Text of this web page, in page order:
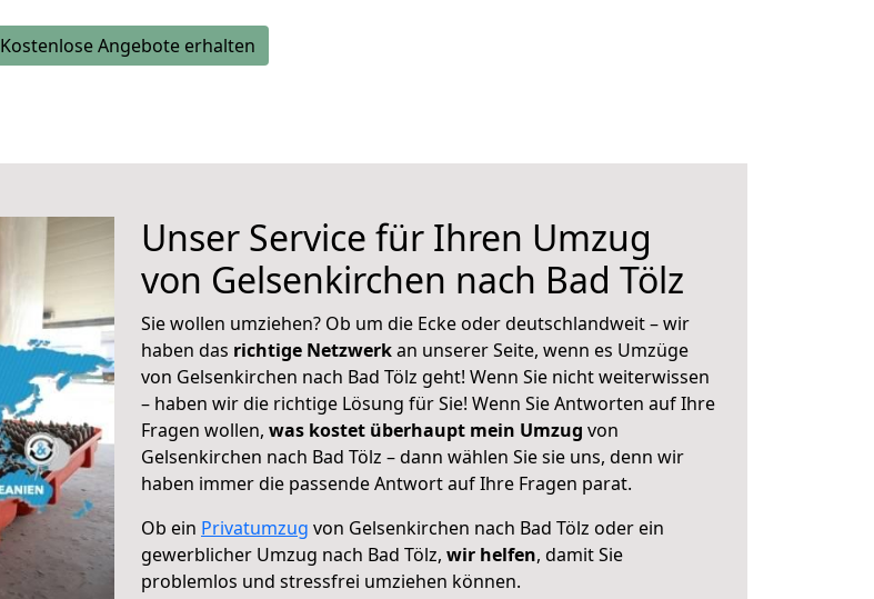
Kostenlose Angebote erhalten
Unser Service für Ihren Umzug
von Gelsenkirchen nach Bad Tölz
Sie wollen umziehen? Ob um die Ecke oder deutschlandweit – wir
haben das richtige Netzwerkan unserer Seite, wenn es Umzüge
von Gelsenkirchen nach Bad Tölz geht! Wenn Sie nicht weiterwissen
– haben wir die richtige Lösung für Sie! Wenn Sie Antworten auf Ihre
Fragen wollen, was kostet überhaupt mein Umzug von
Gelsenkirchen nach Bad Tölz – dann wählen Sie sie uns, denn wir
haben immer die passende Antwort auf Ihre Fragen parat.
Ob ein Privatumzug von Gelsenkirchen nach Bad Tölz oder ein
gewerblicher Umzug nach Bad Tölz, wir helfen, damit Sie
problemlos und stressfrei umziehen können.